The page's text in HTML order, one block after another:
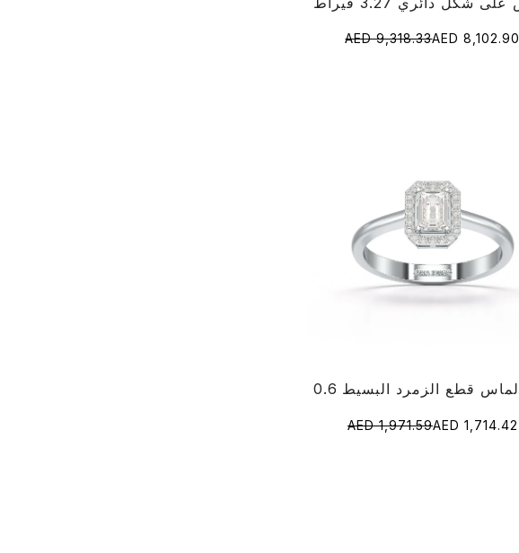
AED 9,318.33AED 8,102.90
AED 1,971.59AED 1,714.42